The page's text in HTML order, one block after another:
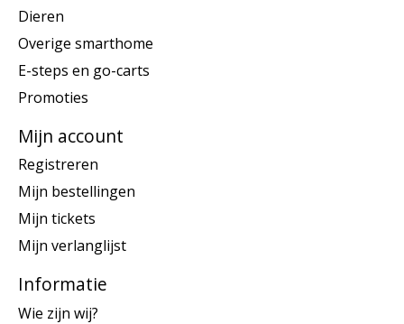
Dieren
Overige smarthome
E-steps en go-carts
Promoties
Mijn account
Registreren
Mijn bestellingen
Mijn tickets
Mijn verlanglijst
Informatie
Wie zijn wij?